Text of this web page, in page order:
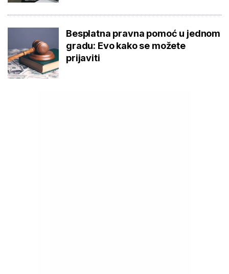
Besplatna pravna pomoć u jednom
gradu: Evo kako se možete
prijaviti